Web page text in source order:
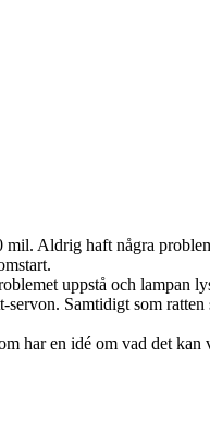
Aldrig haft några
uppstå och lampan
servon. Samtidigt som
har en idé om vad det kan